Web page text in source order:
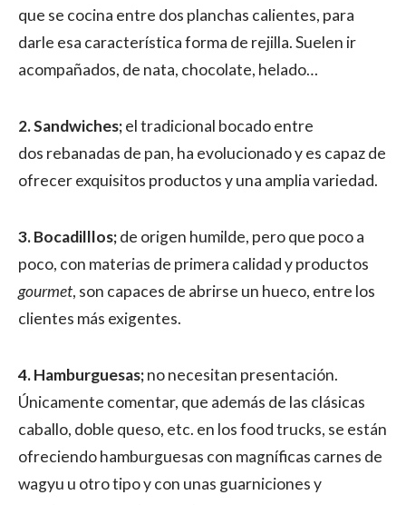
que se cocina entre dos planchas calientes, para
darle esa característica forma de rejilla. Suelen ir
acompañados, de nata, chocolate, helado…
2. Sandwiches;el tradicional bocado entre
dos rebanadas de pan, ha evolucionado y es capaz de
ofrecer exquisitos productos y una amplia variedad.
3. Bocadilllos;de origen humilde, pero que poco a
poco, con materias de primera calidad y productos
gourmet, son capaces de abrirse un hueco, entre los
clientes más exigentes.
4. Hamburguesas;no necesitan presentación.
Únicamente comentar, que además de las clásicas
caballo, doble queso, etc. en los food trucks, se están
ofreciendo hamburguesas con magníficas carnes de
wagyu u otro tipo y con unas guarniciones y